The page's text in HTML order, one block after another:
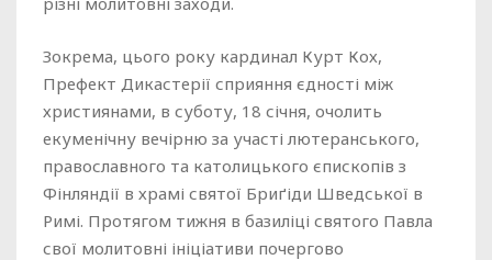
Зокрема, цього року кардинал Курт Кох,
Префект Дикастерії сприяння єдності між
християнами, в суботу, 18 січня, очолить
екуменічну вечірню за участі лютеранського,
православного та католицького єпископів з
Фінляндії в храмі святої Бриґіди Шведської в
Римі. Протягом тижня в базиліці святого Павла
свої молитовні ініціативи почергово